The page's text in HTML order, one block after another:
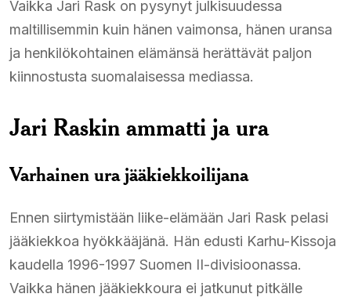
Vaikka Jari Rask on pysynyt julkisuudessa
maltillisemmin kuin hänen vaimonsa, hänen uransa
ja henkilökohtainen elämänsä herättävät paljon
kiinnostusta suomalaisessa mediassa.​
Jari Raskin ammatti ja ura
Varhainen ura jääkiekkoilijana
Ennen siirtymistään liike-elämään Jari Rask pelasi
jääkiekkoa hyökkääjänä. Hän edusti Karhu-Kissoja
kaudella 1996-1997 Suomen II-divisioonassa.
Vaikka hänen jääkiekkoura ei jatkunut pitkälle